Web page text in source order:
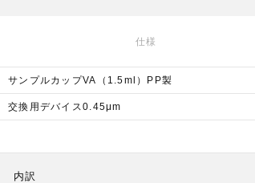
仕様
サンプルカップVA（1.5ml）PP製
交換用デバイス0.45μm
内訳